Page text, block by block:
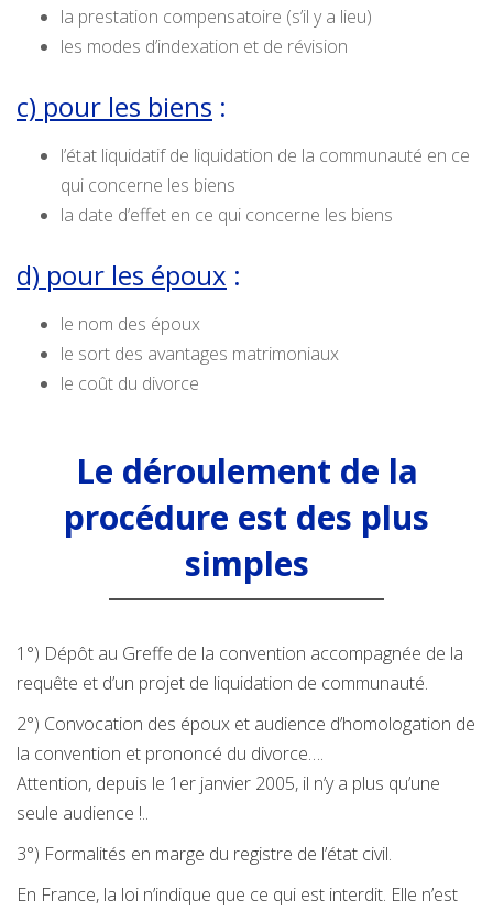
la prestation compensatoire (s’il y a lieu)
les modes d’indexation et de révision
c) pour les biens :
l’état liquidatif de liquidation de la communauté en ce
qui concerne les biens
la date d’effet en ce qui concerne les biens
d) pour les époux :
le nom des époux
le sort des avantages matrimoniaux
le coût du divorce
Le déroulement de la
procédure est des plus
simples
1°) Dépôt au Greffe de la convention accompagnée de la
requête et d’un projet de liquidation de communauté.
2°) Convocation des époux et audience d’homologation de
la convention et prononcé du divorce….
Attention, depuis le 1er janvier 2005, il n’y a plus qu’une
seule audience !..
3°) Formalités en marge du registre de l’état civil.
En France, la loi n’indique que ce qui est interdit. Elle n’est